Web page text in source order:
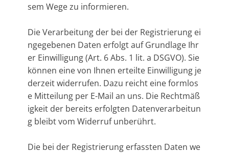
sem Wege zu informieren.
Die Verarbeitung der bei der Registrierung ei
ngegebenen Daten erfolgt auf Grundlage Ihr
er Einwilligung (Art. 6 Abs. 1 lit. a DSGVO). Sie
können eine von Ihnen erteilte Einwilligung je
derzeit widerrufen. Dazu reicht eine formlos
e Mitteilung per E-Mail an uns. Die Rechtmäß
igkeit der bereits erfolgten Datenverarbeitun
g bleibt vom Widerruf unberührt.
Die bei der Registrierung erfassten Daten we